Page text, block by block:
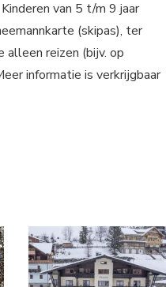
van 5 t/m 9 jaar
(skipas), ter
reizen (bijv. op
informatie is verkrijgbaar